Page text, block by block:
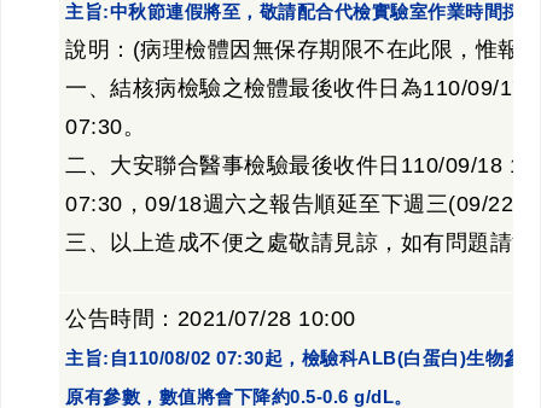
主旨:中秋節連假將至，敬請配合代檢實驗室作業時間採
說明：(病理檢體因無保存期限不在此限，惟報
一、結核病檢驗之檢體最後收件日為110/09/17
07:30。
二、大安聯合醫事檢驗最後收件日110/09/18
07:30，09/18週六之報告順延至下週三(09/22)
三、以上造成不便之處敬請見諒，如有問題請
公告時間：2021/07/28 10:00
主旨:自110/08/02 07:30起，檢驗科ALB(白蛋白)生物參
原有參數，數值將會下降約0.5-0.6 g/dL。